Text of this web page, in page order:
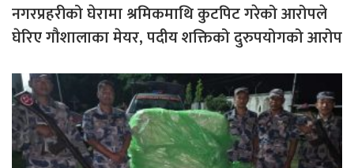
नगरप्रहरीको घेरामा श्रमिकमाथि कुटपिट गरेको आरोपले
घेरिए गौशालाका मेयर, पदीय शक्तिको दुरुपयोगको आरोप